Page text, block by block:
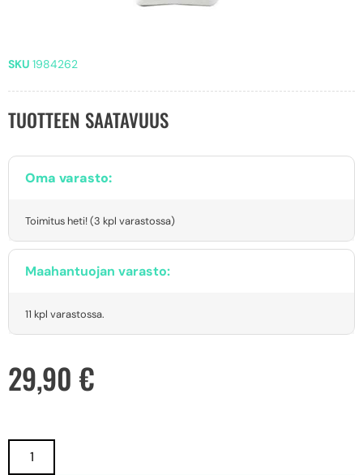
SKU 1984262
TUOTTEEN SAATAVUUS
Oma varasto:
Toimitus heti! (3 kpl varastossa)
Maahantuojan varasto:
11 kpl varastossa.
29,90 €